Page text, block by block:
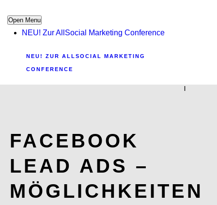
Open Menu
NEU! Zur AllSocial Marketing Conference
NEU! ZUR ALLSOCIAL MARKETING
CONFERENCE
|
FACEBOOK
LEAD ADS –
MÖGLICHKEITEN